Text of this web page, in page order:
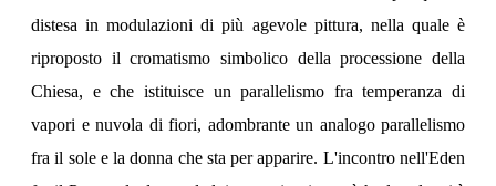
distesa in modulazioni di più agevole pittura, nella quale è
riproposto il cromatismo simbolico della processione della
Chiesa, e che istituisce un parallelismo fra temperanza di
vapori e nuvola di fiori, adombrante un analogo parallelismo
fra il sole e la donna che sta per apparire. L'incontro nell'Eden